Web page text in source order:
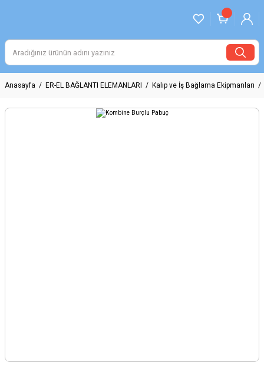
Anasayfa ER-EL BAĞLANTI ELEMANLARI Kalıp ve İş Bağlama Ekipmanları